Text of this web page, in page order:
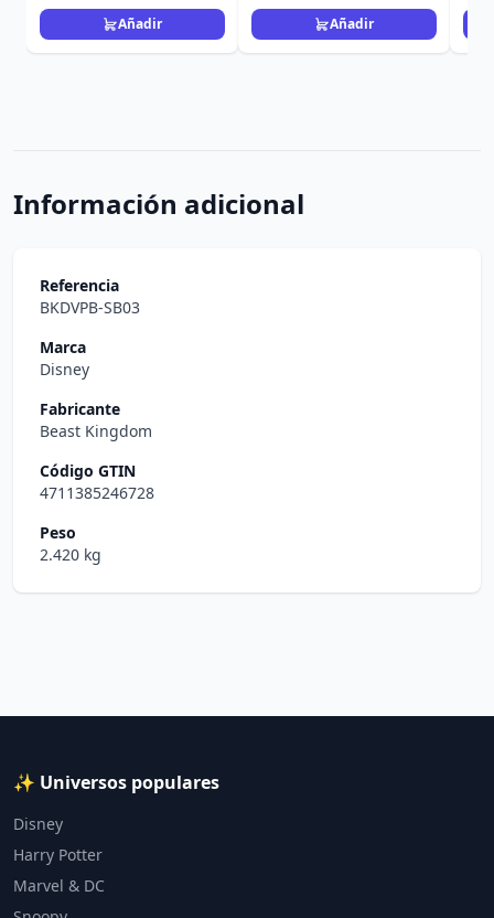
Añadir Añadir
Información adicional
Referencia
BKDVPB-SB03
Marca
Disney
Fabricante
Beast Kingdom
Código GTIN
4711385246728
Peso
2.420 kg
✨ Universos populares
Disney
Harry Potter
Marvel & DC